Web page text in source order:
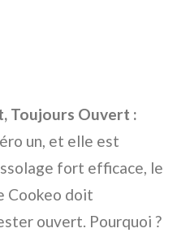
Toujours Ouvert :
un, et elle est
fort efficace, le
Cookeo doit
ouvert. Pourquoi ?